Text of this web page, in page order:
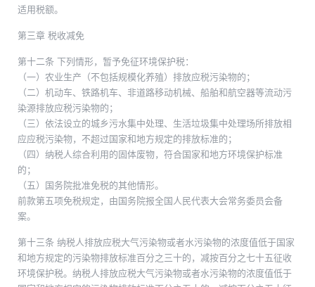
适用税额。
第三章 税收减免
第十二条 下列情形，暂予免征环境保护税：
（一）农业生产（不包括规模化养殖）排放应税污染物的；
（二）机动车、铁路机车、非道路移动机械、船舶和航空器等流动污
染源排放应税污染物的；
（三）依法设立的城乡污水集中处理、生活垃圾集中处理场所排放相
应应税污染物，不超过国家和地方规定的排放标准的；
（四）纳税人综合利用的固体废物，符合国家和地方环境保护标准
的；
（五）国务院批准免税的其他情形。
前款第五项免税规定，由国务院报全国人民代表大会常务委员会备
案。
第十三条 纳税人排放应税大气污染物或者水污染物的浓度值低于国家
和地方规定的污染物排放标准百分之三十的，减按百分之七十五征收
环境保护税。纳税人排放应税大气污染物或者水污染物的浓度值低于